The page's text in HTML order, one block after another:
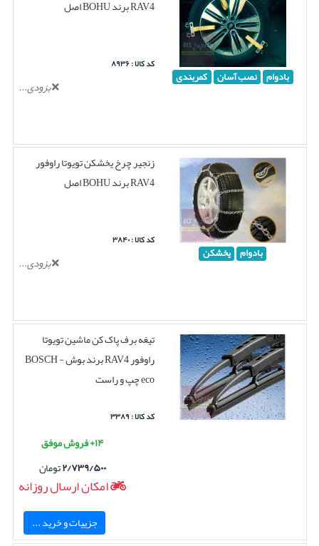
بادوام نصب آسان کمربندی
RAV4 برند BOHU اصل
کد کالا : ۸۹۳۶
بزودی...
بادوام یخشکن
زنجیر چرخ یخشکن تویوتا راوفور
RAV4 برند BOHU اصل
کد کالا : ۳۸۴۰
بزودی...
تیغه برف پاک کن ماشین تویوتا
راوفور RAV4 برند بوش BOSCH -
eco چپ و راست
کد کالا : ۳۳۸۹
۱۴+ فروش موفق
۲/۷۳۹/۵۰۰تومان
امکان ارسال روزانه
جزییات و خرید ...